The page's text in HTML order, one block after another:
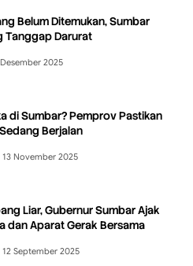
Belum Ditemukan, Sumbar
Tanggap Darurat
2025
di Sumbar? Pemprov Pastikan
Berjalan
13 November 2025
Liar, Gubernur Sumbar Ajak
dan Aparat Gerak Bersama
12 September 2025